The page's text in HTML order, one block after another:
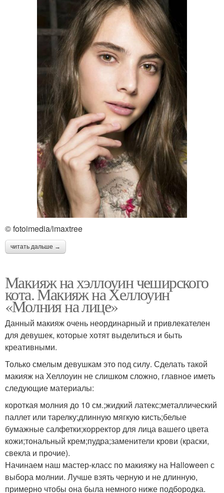
© fotoimedia/imaxtree
читать дальше →
Макияж на хэллоуин чеширского
кота. Макияж на Хеллоуин
«Молния на лице»
Данный макияж очень неординарный и привлекателен
для девушек, которые хотят выделиться и быть
креативными.
Только смелым девушкам это под силу. Сделать такой
макияж на Хеллоуин не слишком сложно, главное иметь
следующие материалы:
короткая молния до 10 см.;жидкий латекс;металлический
паллет или тарелку;длинную мягкую кисть;белые
бумажные салфетки;корректор для лица вашего цвета
кожи;тональный крем;пудра;заменители крови (краски,
свекла и прочие).
Начинаем наш мастер-класс по макияжу на Halloween с
выбора молнии. Лучше взять черную и не длинную,
примерно чтобы она была немного ниже подбородка.